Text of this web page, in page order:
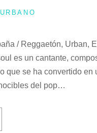
URBANO
/ Reggaetón, Urban,
es un cantante,
que se ha convertido en
del pop…